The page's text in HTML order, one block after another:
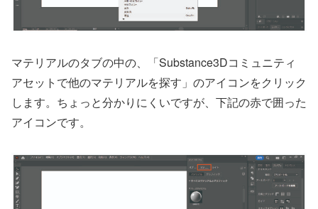
マテリアルのタブの中の、「Substance3Dコミュニティ
アセットで他のマテリアルを探す」のアイコンをクリック
します。ちょっと分かりにくいですが、下記の赤で囲った
アイコンです。